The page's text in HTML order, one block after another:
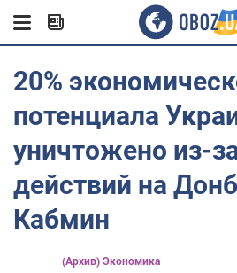
20%
потенциала
уничтожено из-
действий на
Кабмин
(Архив) Экономика